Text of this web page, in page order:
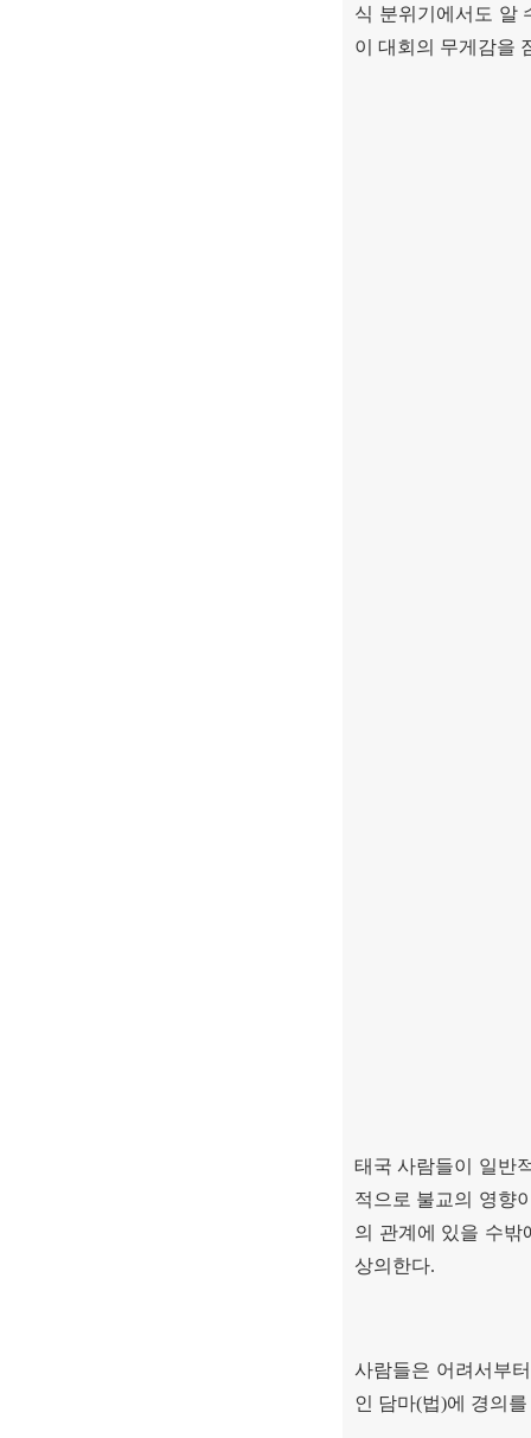
식 분위기에서도 알
이 대회의 무게감을
태국 사람들이 일반
적으로 불교의 영향
의 관계에 있을 수밖
상의한다.
사람들은 어려서부
인 담마(법)에 경의